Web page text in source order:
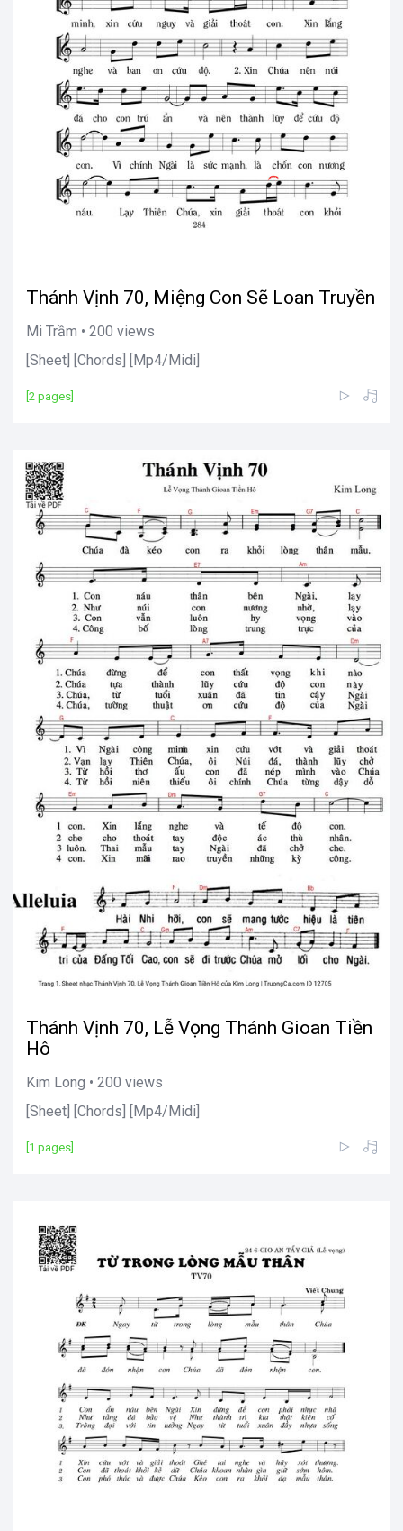
Thánh Vịnh 70, Miệng Con Sẽ Loan Truyền
Mi Trầm • 200 views
[Sheet] [Chords] [Mp4/Midi]
[2 pages]
Thánh Vịnh 70, Lễ Vọng Thánh Gioan Tiền
Hô
Kim Long • 200 views
[Sheet] [Chords] [Mp4/Midi]
[1 pages]